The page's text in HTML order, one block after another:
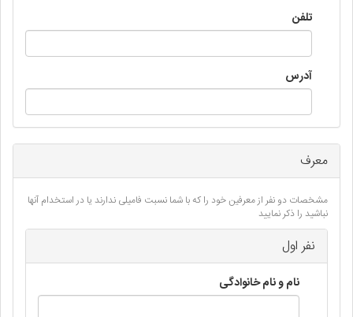
تلفن
آدرس
معرف
مشخصات دو نفر از معرفین خود را که با شما نسبت فامیلی ندارند یا در استخدام آنها
نباشید را ذکر نمایید
نفر اول
نام و نام خانوادگی